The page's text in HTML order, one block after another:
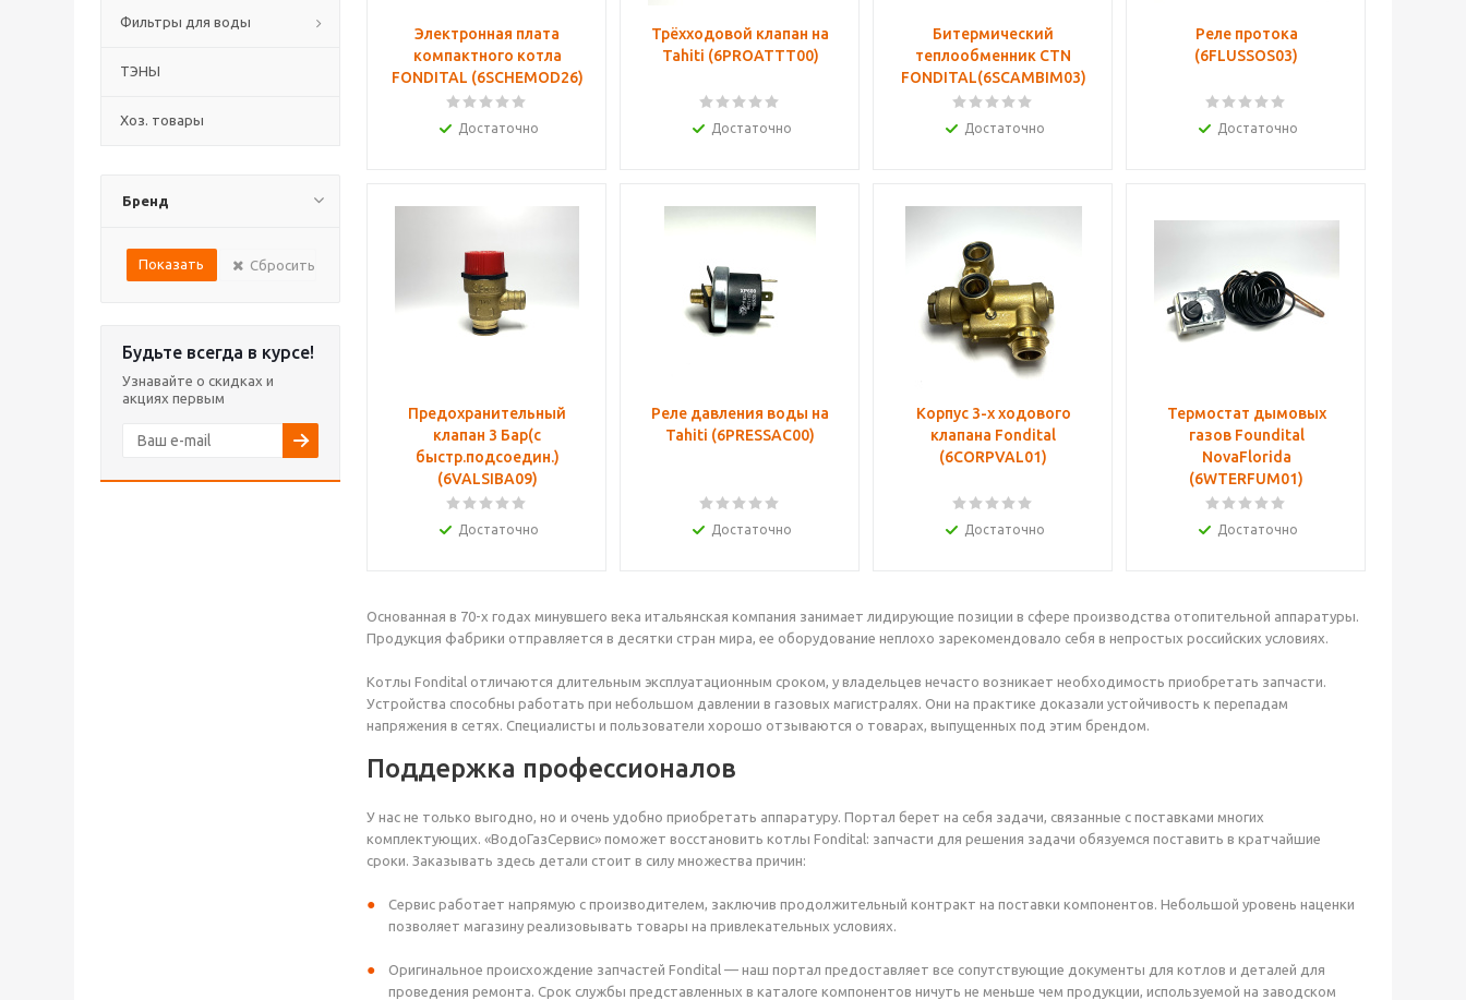
Фильтры для воды
ТЭНЫ
Хоз. товары
Бренд
Сбросить
Будьте всегда в курсе!
Узнавайте о скидках и
акциях первым
Электронная плата
компактного котла
FONDITAL (6SCHEMOD26)
Достаточно
Трёхходовой клапан на
Tahiti (6PROATTT00)
Достаточно
Битермический
теплообменник CTN
FONDITAL(6SCAMBIM03)
Достаточно
Реле протока
(6FLUSSOS03)
Достаточно
Предохранительный
клапан 3 Бар(с
быстр.подсоедин.)
(6VALSIBA09)
Достаточно
Реле давления воды на
Tahiti (6PRESSAC00)
Достаточно
Корпус 3-х ходового
клапана Fondital
(6CORPVAL01)
Достаточно
Термостат дымовых
газов Foundital
NovaFlorida
(6WTERFUM01)
Достаточно
Основанная в 70-х годах минувшего века итальянская компания занимает лидирующие позиции в сфере производства отопительной аппаратуры.
Продукция фабрики отправляется в десятки стран мира, ее оборудование неплохо зарекомендовало себя в непростых российских условиях.
Котлы Fondital отличаются длительным эксплуатационным сроком, у владельцев нечасто возникает необходимость приобретать запчасти.
Устройства способны работать при небольшом давлении в газовых магистралях. Они на практике доказали устойчивость к перепадам
напряжения в сетях. Специалисты и пользователи хорошо отзываются о товарах, выпущенных под этим брендом.
Поддержка профессионалов
У нас не только выгодно, но и очень удобно приобретать аппаратуру. Портал берет на себя задачи, связанные с поставками многих
комплектующих. «ВодоГазСервис» поможет восстановить котлы Fondital: запчасти для решения задачи обязуемся поставить в кратчайшие
сроки. Заказывать здесь детали стоит в силу множества причин:
Сервис работает напрямую с производителем, заключив продолжительный контракт на поставки компонентов. Небольшой уровень наценки
позволяет магазину реализовывать товары на привлекательных условиях.
Оригинальное происхождение запчастей Fondital — наш портал предоставляет все сопутствующие документы для котлов и деталей для
проведения ремонта. Срок службы представленных в каталоге компонентов ничуть не меньше чем продукции, используемой на заводском